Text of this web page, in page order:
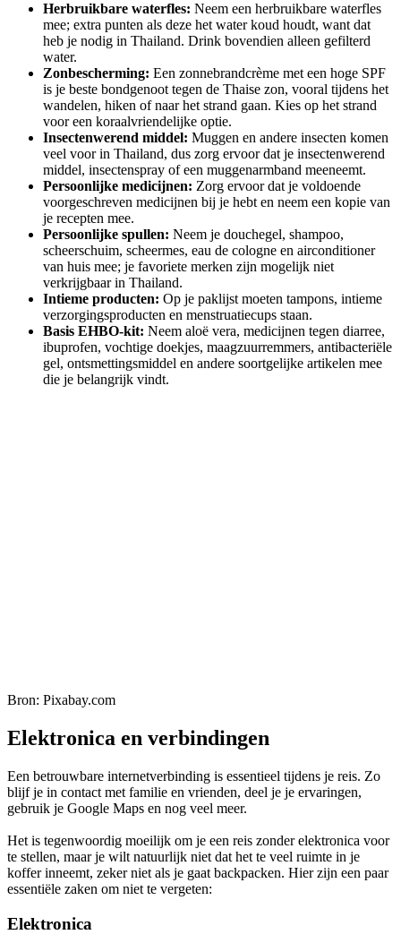
Herbruikbare waterfles: Neem een ​​herbruikbare waterfles
mee; extra punten als deze het water koud houdt, want dat
heb je nodig in Thailand. Drink bovendien alleen gefilterd
water.
Zonbescherming: Een zonnebrandcrème met een hoge SPF
is je beste bondgenoot tegen de Thaise zon, vooral tijdens het
wandelen, hiken of naar het strand gaan. Kies op het strand
voor een koraalvriendelijke optie.
Insectenwerend middel: Muggen en andere insecten komen
veel voor in Thailand, dus zorg ervoor dat je insectenwerend
middel, insectenspray of een muggenarmband meeneemt.
Persoonlijke medicijnen: Zorg ervoor dat je voldoende
voorgeschreven medicijnen bij je hebt en neem een ​​kopie van
je recepten mee.
Persoonlijke spullen: Neem je douchegel, shampoo,
scheerschuim, scheermes, eau de cologne en airconditioner
van huis mee; je favoriete merken zijn mogelijk niet
verkrijgbaar in Thailand.
Intieme producten: Op je paklijst moeten tampons, intieme
verzorgingsproducten en menstruatiecups staan.
Basis EHBO-kit: Neem aloë vera, medicijnen tegen diarree,
ibuprofen, vochtige doekjes, maagzuurremmers, antibacteriële
gel, ontsmettingsmiddel en andere soortgelijke artikelen mee
die je belangrijk vindt.
Bron: Pixabay.com
Elektronica en verbindingen
Een betrouwbare internetverbinding is essentieel tijdens je reis. Zo
blijf je in contact met familie en vrienden, deel je je ervaringen,
gebruik je Google Maps en nog veel meer.
Het is tegenwoordig moeilijk om je een reis zonder elektronica voor
te stellen, maar je wilt natuurlijk niet dat het te veel ruimte in je
koffer inneemt, zeker niet als je gaat backpacken. Hier zijn een paar
essentiële zaken om niet te vergeten:
Elektronica